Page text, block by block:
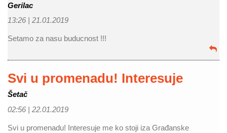
Gerilac
13:26 | 21.01.2019
Setamo za nasu buducnost !!!
Svi u promenadu! Interesuje
Šetač
02:56 | 22.01.2019
Svi u promenadu! Interesuje me ko stoji iza Građanske